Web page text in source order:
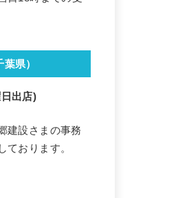
県）
出店)
建設さまの事務
ております。